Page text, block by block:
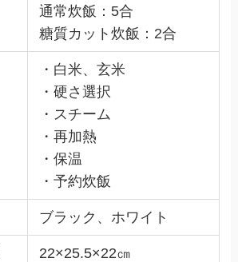
通常炊飯：5合
糖質カット炊飯：2合
・白米、玄米
・硬さ選択
・スチーム
・再加熱
・保温
・予約炊飯
ブラック、ホワイト
22×25.5×22㎝